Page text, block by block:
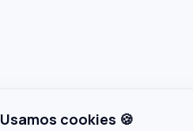
Usamos cookies 🍪